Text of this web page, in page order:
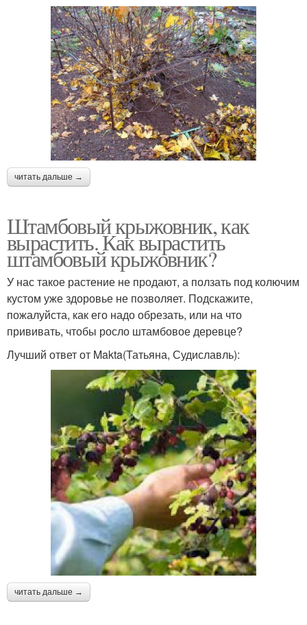
читать дальше →
Штамбовый крыжовник, как
вырастить. Как вырастить
штамбовый крыжовник?
У нас такое растение не продают, а ползать под колючим
кустом уже здоровье не позволяет. Подскажите,
пожалуйста, как его надо обрезать, или на что
прививать, чтобы росло штамбовое деревце?
Лучший ответ от Makta(Татьяна, Судиславль):
читать дальше →